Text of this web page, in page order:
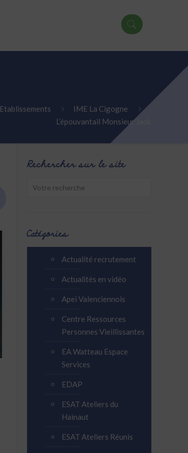
Etablissements
IME La Cigogne
L’épouvantail Monsieur Jack
Rechercher sur le site
Catégories
Actualité recrutement
Actualités en vidéo
Apei Valenciennois
Centre Ressources
Personnes Vieillissantes
EA Watteau Espace
Services
EDAP
ESAT Ateliers du
Hainaut
ESAT Ateliers Réunis